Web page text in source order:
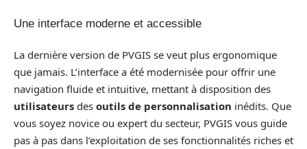
Une interface moderne et accessible
La dernière version de PVGIS se veut plus ergonomique
que jamais. L’interface a été modernisée pour offrir une
navigation fluide et intuitive, mettant à disposition des
utilisateurs des outils de personnalisation inédits. Que
vous soyez novice ou expert du secteur, PVGIS vous guide
pas à pas dans l’exploitation de ses fonctionnalités riches et